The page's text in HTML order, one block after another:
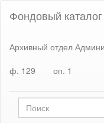
Фондовый
Архивный отдел
ф. 129
оп. 1